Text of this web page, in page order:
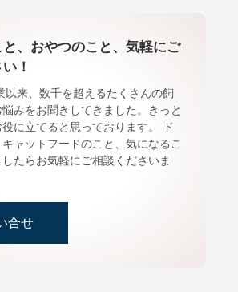
と、おやつのこと、気軽にご
！
以来、数千を超えるたくさんの飼
みをお聞きしてきました。きっと
に立てると思っております。 ド
ャットフードのこと、気になるこ
たらお気軽にご相談くださいま
合せ